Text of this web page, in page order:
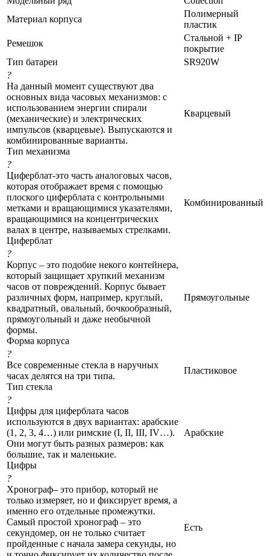
Материал корпуса
Полимерный
пластик
Ремешок
Стальной + IP
покрытие
Тип батареи
SR920W
?
На данный момент существуют два
основных вида часовых механизмов: с
использованием энергии спирали
(механические) и электрических
импульсов (кварцевые). Выпускаются и
комбинированные варианты.
Тип механизма
Кварцевый
?
Циферблат-это часть аналоговых часов,
которая отображает время с помощью
плоского циферблата с контрольными
метками и вращающимися указателями,
вращающимися на концентрических
валах в центре, называемых стрелками.
Циферблат
Комбинированный
?
Корпус – это подобие некого контейнера,
который защищает хрупкий механизм
часов от повреждений. Корпус бывает
различных форм, например, круглый,
квадратный, овальный, бочкообразный,
прямоугольный и даже необычной
формы.
Форма корпуса
Прямоугольные
?
Все современные стекла в наручных
часах делятся на три типа.
Тип стекла
Пластиковое
?
Цифры для циферблата часов
используются в двух вариантах: арабские
(1, 2, 3, 4…) или римские (I, II, III, IV…).
Они могут быть разных размеров: как
большие, так и маленькие.
Цифры
Арабские
?
Хронограф– это прибор, который не
только измеряет, но и фиксирует время, а
именно его отдельные промежутки.
Самый простой хронограф – это
секундомер, он не только считает
пройденные с начала замера секунды, но
Есть